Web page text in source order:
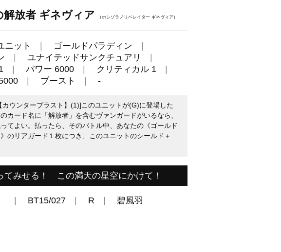
解放者 ギネヴィア （ホシゾラノリベレイター ギネヴィア）
ニット
ゴールドパラディン
ユナイテッドサンクチュアリ
パワー 6000
クリティカル 1
ブースト -
カウンターブラスト】(1)]このユニットが(G)に登場した
カード名に「解放者」を含むヴァンガードがいるなら、
てよい。払ったら、そのバトル中、あなたの《ゴールド
のリアガード１枚につき、このユニットのシールド＋
てみせる！ この満天の星空にかけて！
BT15/027 R 碧風羽